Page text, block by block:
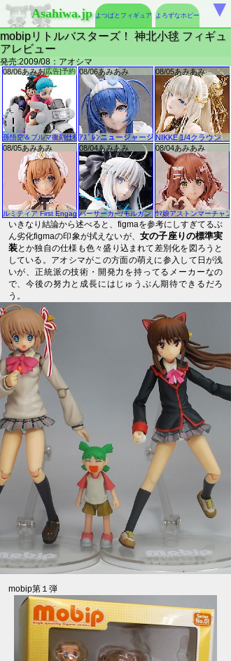
Asahiwa.jp よつばとフィギュア よろずなホビー
mobipリトルバスターズ！ 神北小毬 フィギュ
アレビュー
発売:2009/08：アオシマ
いきなり結論から述べると、figmaを参考にしすぎてるぶ
ん劣化figmaの印象が拭えないが、 女の子座りの標準実
装とか独自の仕様も色々盛り込まれて差別化を図ろうと
している。アオシマがこの方面の萌えに参入して日が浅
いが、正統派の技術・開発力を持ってるメーカーなの
で、今後の努力と成長にはじゅうぶん期待できるだろ
う。
mobip第１弾
▼